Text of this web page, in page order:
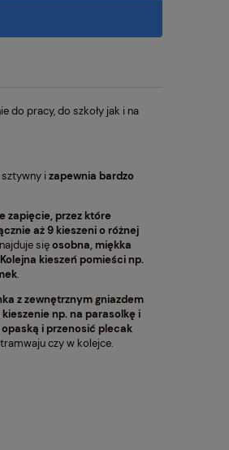
do pracy, do szkoły jak i na
i zapewnia bardzo
zapięcie, przez które
aż 9 kieszeni o różnej
sięosobna, miękka
Kolejna kieszeń pomieści np.
.
z zewnętrznym gniazdem
kieszenie np. na parasolkę i
i przenosić plecak
czy w kolejce.